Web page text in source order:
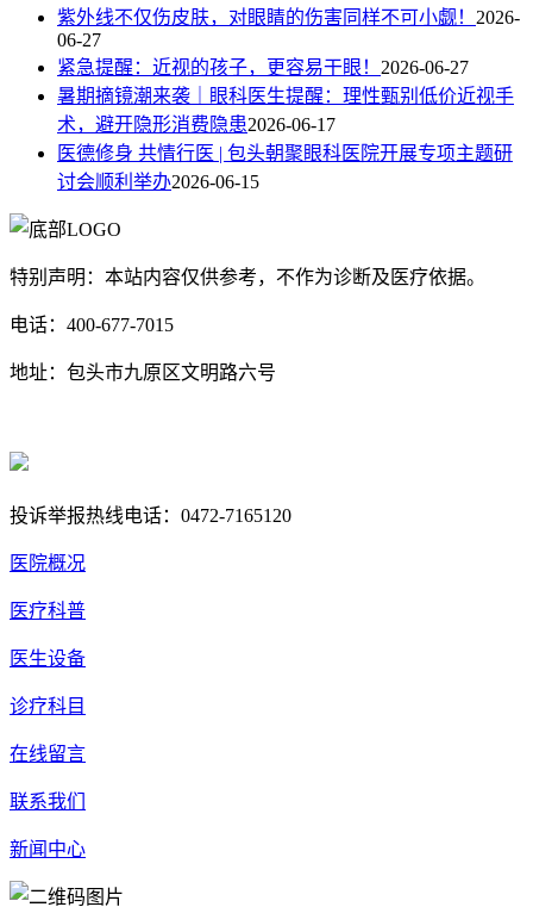
紫外线不仅伤皮肤，对眼睛的伤害同样不可小觑！ 2026-
06-27
紧急提醒：近视的孩子，更容易干眼！ 2026-06-27
暑期摘镜潮来袭｜眼科医生提醒：理性甄别低价近视手
术，避开隐形消费隐患2026-06-17
医德修身 共情行医 | 包头朝聚眼科医院开展专项主题研
讨会顺利举办2026-06-15
特别声明：本站内容仅供参考，不作为诊断及医疗依据。
电话：400-677-7015
地址：包头市九原区文明路六号
投诉举报热线电话：0472-7165120
医院概况
医疗科普
医生设备
诊疗科目
在线留言
联系我们
新闻中心